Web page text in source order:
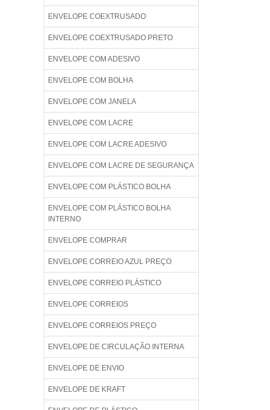
ENVELOPE COEXTRUSADO
ENVELOPE COEXTRUSADO PRETO
ENVELOPE COM ADESIVO
ENVELOPE COM BOLHA
ENVELOPE COM JANELA
ENVELOPE COM LACRE
ENVELOPE COM LACRE ADESIVO
ENVELOPE COM LACRE DE SEGURANÇA
ENVELOPE COM PLÁSTICO BOLHA
ENVELOPE COM PLÁSTICO BOLHA
INTERNO
ENVELOPE COMPRAR
ENVELOPE CORREIO AZUL PREÇO
ENVELOPE CORREIO PLÁSTICO
ENVELOPE CORREIOS
ENVELOPE CORREIOS PREÇO
ENVELOPE DE CIRCULAÇÃO INTERNA
ENVELOPE DE ENVIO
ENVELOPE DE KRAFT